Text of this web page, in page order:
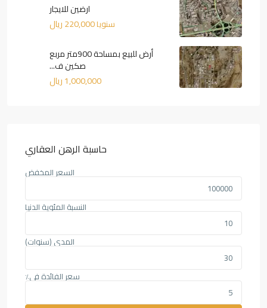
ارضين للايجار
سنويا220,000 ريال
أرض للبيع بمساحة 900متر مربع
صكين ف...
1,000,000 ريال
حاسبة الرهن العقاري
السعر المخفض
النسبة المئوية الدنيا
المدى (سنوات)
سعر الفائدة في٪